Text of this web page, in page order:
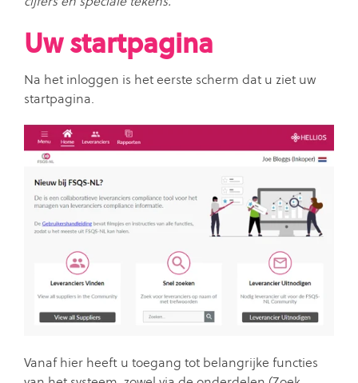
Uw startpagina
Na het inloggen is het eerste scherm dat u ziet uw
startpagina.
Vanaf hier heeft u toegang tot belangrijke functies